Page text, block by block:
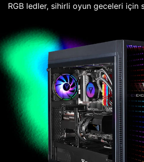
RGB ledler, sihirli oyun geceleri için